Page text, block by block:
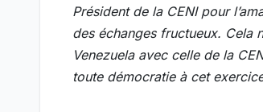
Président de la CENI pour
des échanges fructueux. Cela
Venezuela avec celle de la
toute démocratie à cet